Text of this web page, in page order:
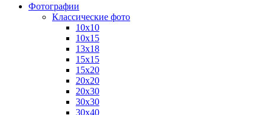
Фотографии
Классические фото
10х10
10х15
13х18
15х15
15х20
20х20
20х30
30х30
30х40